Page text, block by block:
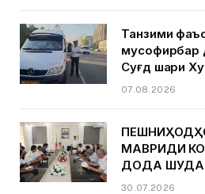
Танзими
мусофирбар
Суғд шаҳри
07.08.2026
МАВРИДИ
ДОДА
30.07.2026